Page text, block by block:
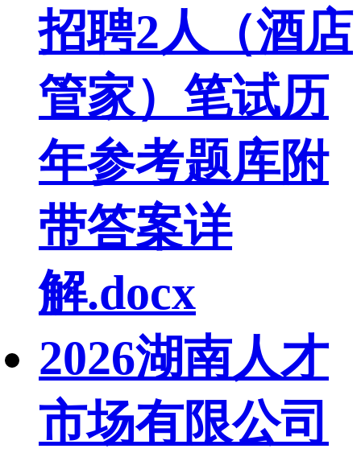
招聘2人（酒店
管家）笔试历
年参考题库附
带答案详
解.docx
2026湖南人才
市场有限公司